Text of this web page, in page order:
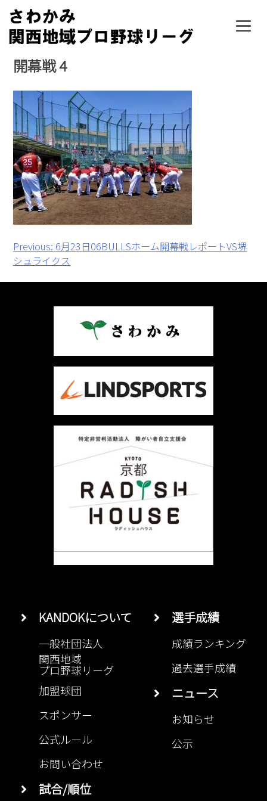
Skip
content
開幕戦 4
投
稿
Previous: 6月23日06BULLSホーム開幕戦レポートVS堺
シュライクス
KANDOKについて
一般社団法人
関西地域
プロ野球リーグ
加盟球団
スポンサー
公式ルール
お問い合わせ
試合/順位
選手成績
成績ランキング
過去選手成績
ニュース
お知らせ
公示